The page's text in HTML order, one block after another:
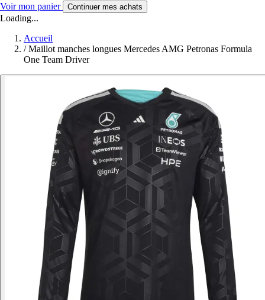
Voir mon panier Continuer mes achats
Loading...
Accueil
/ Maillot manches longues Mercedes AMG Petronas Formula
One Team Driver